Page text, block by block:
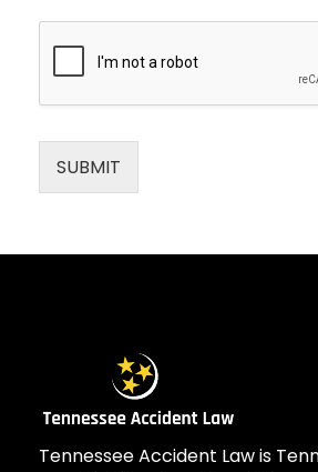
SUBMIT
Tennessee Accident Law is